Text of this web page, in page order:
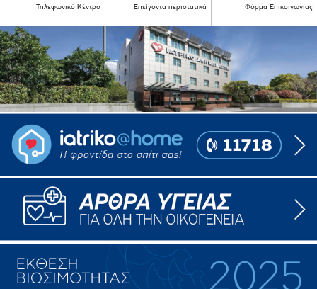
Τηλεφωνικό Κέντρο Επείγοντα περιστατικά Φόρμα Επικοινωνίας